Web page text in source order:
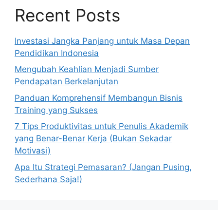
Recent Posts
Investasi Jangka Panjang untuk Masa Depan
Pendidikan Indonesia
Mengubah Keahlian Menjadi Sumber
Pendapatan Berkelanjutan
Panduan Komprehensif Membangun Bisnis
Training yang Sukses
7 Tips Produktivitas untuk Penulis Akademik
yang Benar-Benar Kerja (Bukan Sekadar
Motivasi)
Apa Itu Strategi Pemasaran? (Jangan Pusing,
Sederhana Saja!)